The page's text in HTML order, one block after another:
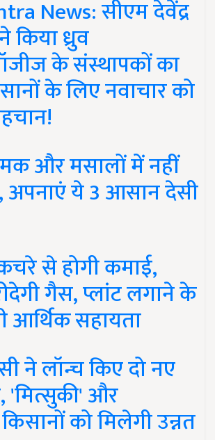
News: सीएम देवेंद्र
ध्रुव
के संस्थापकों का
के लिए नवाचार को
और मसालों में नहीं
अपनाएं ये 3 आसान देसी
से होगी कमाई,
गैस, प्लांट लगाने के
आर्थिक सहायता
ने लॉन्च किए दो नए
'मित्सुकी' और
को मिलेगी उन्नत